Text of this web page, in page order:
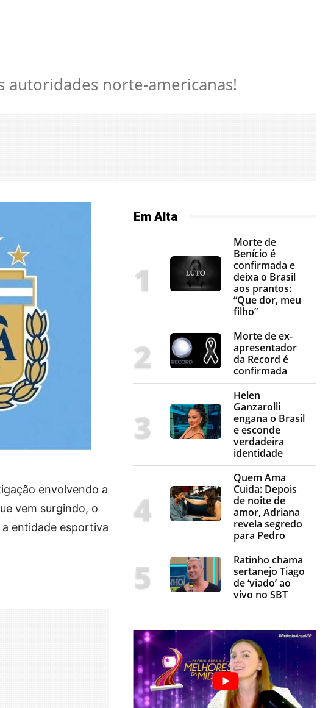
autoridades norte-americanas!
envolvendo a
vem surgindo, o
entidade esportiva
Em Alta
Morte de
Benício é
confirmada e
deixa o Brasil
aos prantos:
“Que dor, meu
filho”
Morte de ex-
apresentador
da Record é
confirmada
Helen
Ganzarolli
engana o Brasil
e esconde
verdadeira
identidade
Quem Ama
Cuida: Depois
de noite de
amor, Adriana
revela segredo
para Pedro
Ratinho chama
sertanejo Tiago
de ‘viado’ ao
vivo no SBT